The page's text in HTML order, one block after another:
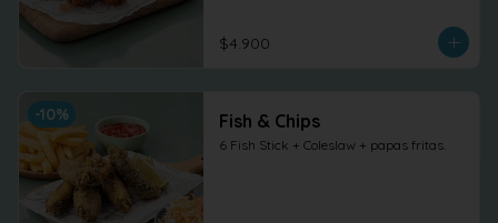
$4.900
-10% Fish & Chips
6 Fish Stick + Coleslaw + papas fritas.